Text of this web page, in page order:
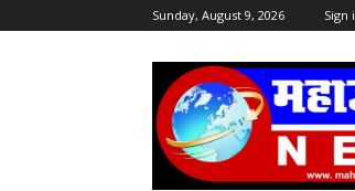
Sunday, August 9, 2026 Sign